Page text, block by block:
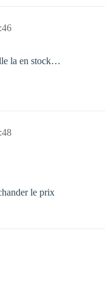
la en stock…
le prix